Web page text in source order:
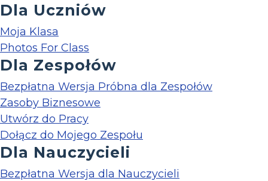
Dla Uczniów
Moja Klasa
Photos For Class
Dla Zespołów
Bezpłatna Wersja Próbna dla Zespołów
Zasoby Biznesowe
Utwórz do Pracy
Dołącz do Mojego Zespołu
Dla Nauczycieli
Bezpłatna Wersja dla Nauczycieli